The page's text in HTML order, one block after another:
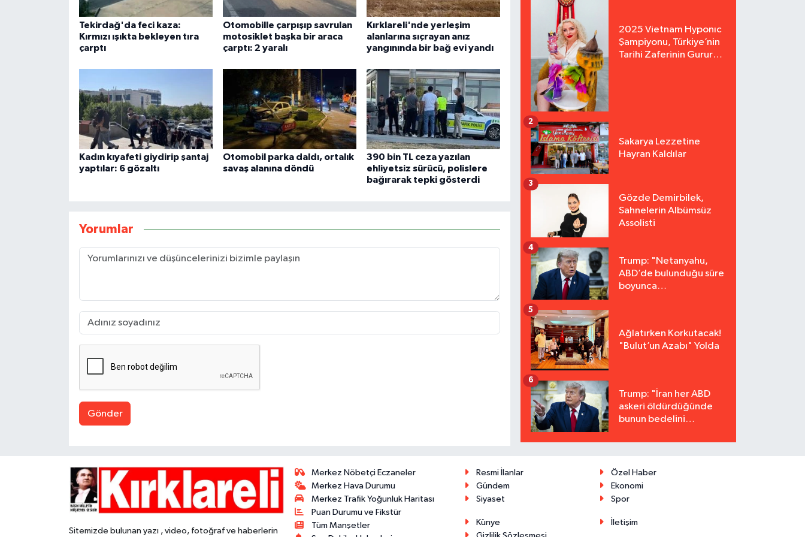
Tekirdağ'da feci kaza:
Kırmızı ışıkta bekleyen tıra
çarptı
Otomobille çarpışıp savrulan
motosiklet başka bir araca
çarptı: 2 yaralı
Kırklareli'nde yerleşim
alanlarına sıçrayan anız
yangınında bir bağ evi yandı
Kadın kıyafeti giydirip şantaj
yaptılar: 6 gözaltı
Otomobil parka daldı, ortalık
savaş alanına döndü
390 bin TL ceza yazılan
ehliyetsiz sürücü, polislere
bağırarak tepki gösterdi
Yorumlar
Gönder
2025 Vietnam Hyponıc
Şampiyonu, Türkiye’nin
Tarihi Zaferinin Gururu
Sakarya Lezzetine
Hayran Kaldılar
2
Gözde Demirbilek,
Sahnelerin Albümsüz
Assolisti
3
Trump: "Netanyahu,
ABD’de bulunduğu süre
boyunca
4
Ağlatırken Korkutacak!
"Bulut’un Azabı" Yolda
5
Trump: "İran her ABD
askeri öldürdüğünde
bunun bedelini
6
Sitemizde bulunan yazı , video, fotoğraf ve haberlerin
Merkez Nöbetçi Eczaneler
Merkez Hava Durumu
Merkez Trafik Yoğunluk Haritası
Puan Durumu ve Fikstür
Tüm Manşetler
Resmi İlanlar
Özel Haber
Gündem
Ekonomi
Siyaset
Spor
Künye
İletişim